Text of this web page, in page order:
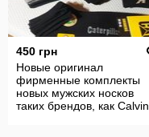
450 грн
Новые оригинал
фирменные комплекты
новых мужских носков
таких брендов, как Calvin